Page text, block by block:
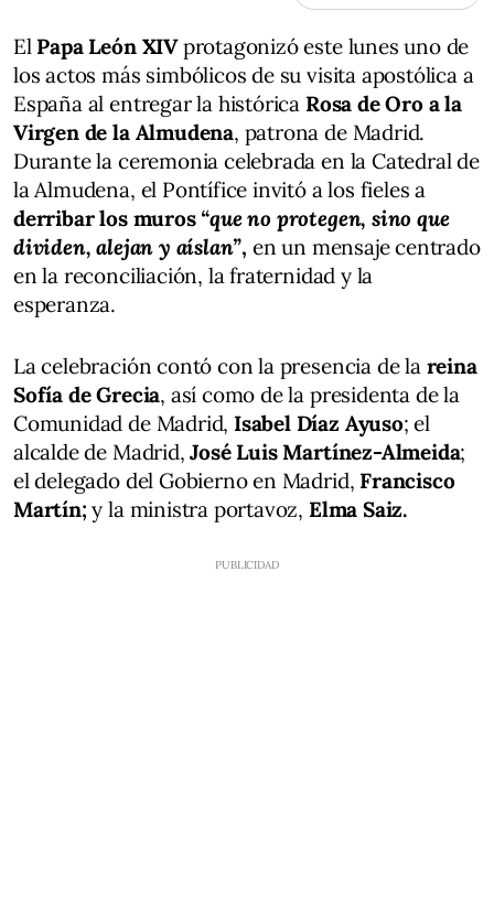
El Papa León XIVprotagonizó este lunes uno de
los actos más simbólicos de su visita apostólica a
España al entregar la histórica Rosa de Oro a la
Virgen de la Almudena, patrona de Madrid.
Durante la ceremonia celebrada en la Catedral de
la Almudena, el Pontífice invitó a los fieles a
derribar los muros “que no protegen, sino que
dividen, alejan y aíslan”, en un mensaje centrado
en la reconciliación, la fraternidad y la
esperanza.
La celebración contó con la presencia de la reina
Sofía de Grecia, así como de la presidenta de la
Comunidad de Madrid, Isabel Díaz Ayuso; el
alcalde de Madrid,José Luis Martínez-Almeida;
el delegado del Gobierno en Madrid, Francisco
Martín; y la ministra portavoz, Elma Saiz.